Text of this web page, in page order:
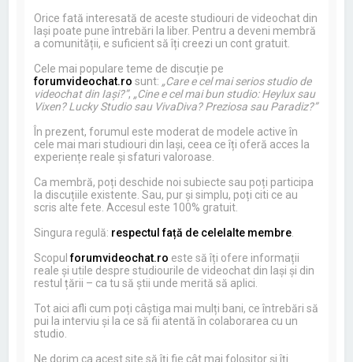
Orice fată interesată de aceste studiouri de videochat din
Iași poate pune întrebări la liber. Pentru a deveni membră
a comunității, e suficient să îți creezi un cont gratuit.
Cele mai populare teme de discuție pe
forumvideochat.ro sunt: „Care e cel mai serios studio de
videochat din Iași?”, „Cine e cel mai bun studio: Heylux sau
Vixen? Lucky Studio sau VivaDiva? Preziosa sau Paradiz?”
În prezent, forumul este moderat de modele active în
cele mai mari studiouri din Iași, ceea ce îți oferă acces la
experiențe reale și sfaturi valoroase.
Ca membră, poți deschide noi subiecte sau poți participa
la discuțiile existente. Sau, pur și simplu, poți citi ce au
scris alte fete. Accesul este 100% gratuit.
Singura regulă: respectul față de celelalte membre
Scopulforumvideochat.ro este să îți ofere informații
reale și utile despre studiourile de videochat din Iași și din
restul țării – ca tu să știi unde merită să aplici.
Tot aici afli cum poți câștiga mai mulți bani, ce întrebări să
pui la interviu și la ce să fii atentă în colaborarea cu un
studio.
Ne dorim ca acest site să îți fie cât mai folositor și îți